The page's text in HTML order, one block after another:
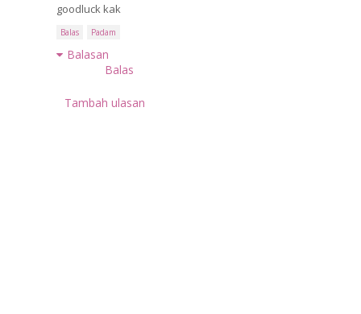
goodluck kak
Balas Padam
Balasan
Balas
Tambah ulasan